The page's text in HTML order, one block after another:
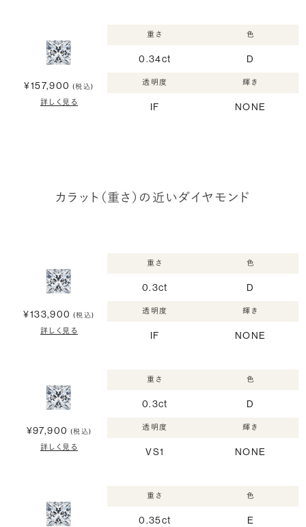
¥157,900 (税込)
詳しく見る
重さ
0.34ct
色
D
透明度
IF
輝き
NONE
カラット（重さ）の近いダイヤモンド
¥133,900 (税込)
詳しく見る
重さ
0.3ct
色
D
透明度
IF
輝き
NONE
¥97,900 (税込)
詳しく見る
重さ
0.3ct
色
D
透明度
VS1
輝き
NONE
重さ
0.35ct
色
E